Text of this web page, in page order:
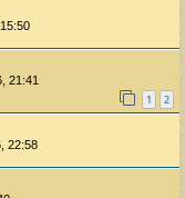
21:41
1 2
22:58